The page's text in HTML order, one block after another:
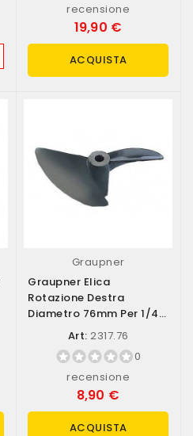
recensione
19,90 €
ACQUISTA
Graupner
Graupner Elica
Rotazione Destra
Diametro 76mm Per 1/4
Di Pollice (art. 2317.76)
Art: 2317.76
0
recensione
8,90 €
ACQUISTA